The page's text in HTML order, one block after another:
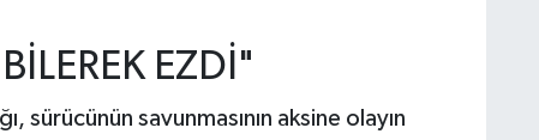
EZDİ"
sürücünün savunmasının aksine olayın